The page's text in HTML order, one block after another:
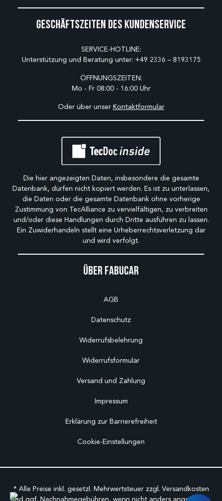
Über Fabucar
AGB
Datenschutz
Widerrufsbelehrung
Widerrufsformular
Versand und Zahlung
Impressum
Erklärung zur Barrierefreiheit
Cookie-Einstellungen
Geschäftszeiten des Kundenservice
SERVICE-HOTLINE:
Unterstützung und Beratung unter: +49 2336 – 8193175
ÖFFNUNGSZEITEN:
Mo - Fr 08:00 - 16:00 Uhr
Oder über unser Kontaktformular
Die hier angezeigten Daten, insbesondere die gesamte
Datenbank, dürfen nicht kopiert werden. Es ist zu unterlassen,
die Daten oder die gesamte Datenbank ohne vorherige
Zustimmung von TecAlliance zu vervielfältigen, zu verbreiten
und/oder diese Handlungen durch Dritte ausführen zu lassen.
Ein Zuwiderhandeln stellt eine Urheberrechtsverletzung dar
und wird verfolgt.
* Alle Preise inkl. gesetzl. Mehrwertsteuer zzgl. Versandkosten
und ggf. Nachnahmegebühren, wenn nicht anders angegeben.